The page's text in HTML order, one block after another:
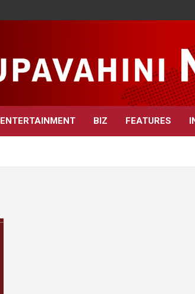
ENTERTAINMENT BIZ FEATURES